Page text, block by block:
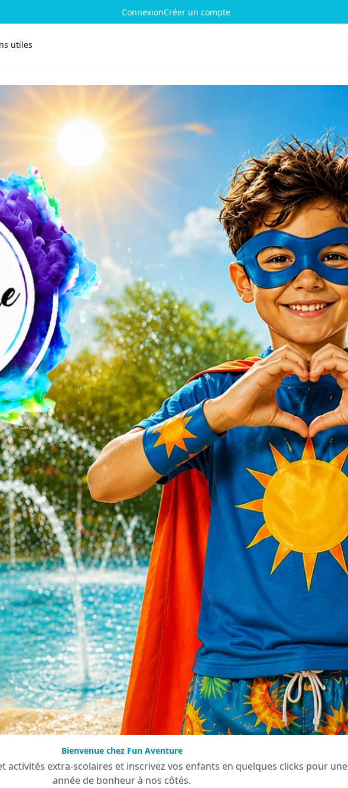
ConnexionCréer un compte
utiles
Bienvenue chez Fun Aventure
activités extra-scolaires et inscrivez vos enfants en quelques clicks pour une
année de bonheur à nos côtés.